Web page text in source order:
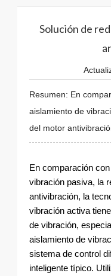
Solución de
Resumen: En
aislamiento de
del motor
En comparación
vibración pasiva, la
antivibración, la
vibración activa
de vibración,
aislamiento de
sistema de control
inteligente típico.